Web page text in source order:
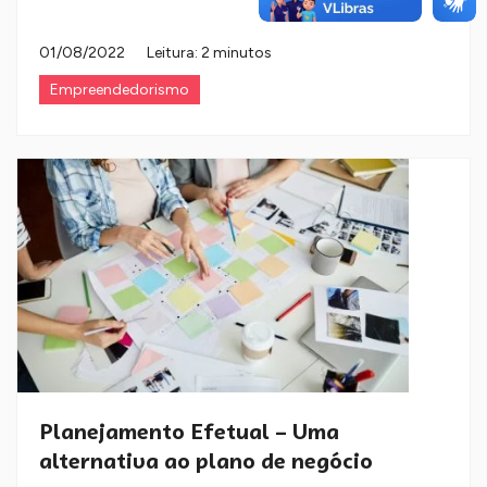
01/08/2022
Leitura: 2 minutos
Empreendedorismo
Planejamento Efetual – Uma
alternativa ao plano de negócio